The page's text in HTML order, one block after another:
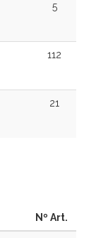
5
112
21
Nº Art.